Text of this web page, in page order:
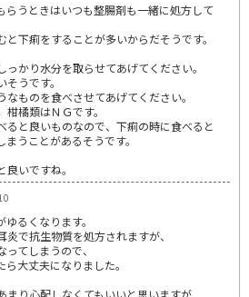
らうときはいつも整腸剤も一緒に処方して
と下痢をすることが多いからだそうです。
かり水分を取らせてあげてください。
うです。
なものを食べさせてあげてください。
橘類はＮＧです。
ると良いものなので、下痢の時に食べると
うことがあるそうです。
いですね。
るくなります。
炎で抗生物質を処方されますが、
てしまうので、
大丈夫になりました。
まり心配しなくてもいいと思いますが